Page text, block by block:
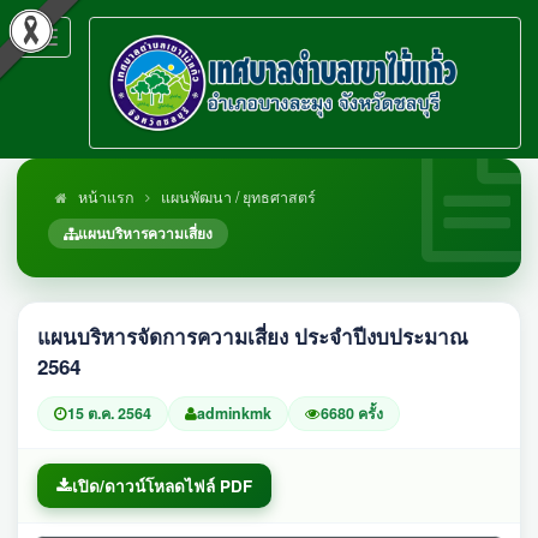
Toggle
navigation
หน้าแรก
แผนพัฒนา / ยุทธศาสตร์
แผนบริหารความเสี่ยง
แผนบริหารจัดการความเสี่ยง ประจำปีงบประมาณ
2564
15 ต.ค. 2564 adminkmk 6680 ครั้ง
เปิด/ดาวน์โหลดไฟล์ PDF